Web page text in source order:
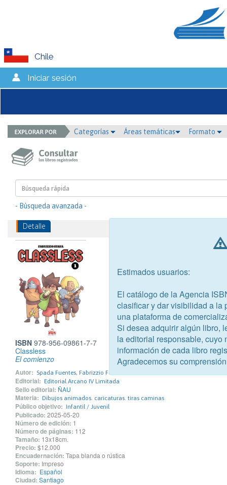
Chile
Iniciar sesión
Categorías Áreas temáticas Formato
- Búsqueda avanzada -
Detalle
ISBN 978-956-09861-7-7
Classless
El comienzo
Autor: Spada Fuentes, Fabrizzio Fernando
Editorial: Editorial Arcano IV Limitada
Sello editorial: ÑAU
Materia: Dibujos animados. caricaturas. tiras caminas
Público objetivo: Infantil / Juvenil
Publicado: 2025-05-20
Número de edición: 1
Número de páginas: 112
Tamaño: 13x18cm.
Precio: $12.000
Encuadernación: Tapa blanda o rústica
Soporte: Impreso
Idioma: Español
Ciudad: Santiago
Estimados usuarios:
El catálogo de la Agencia
clasificar y dar visibilidad a la
una plataforma de
Si desea adquirir algún libro,
la editorial responsable, cuyo
información de cada libro
Agradecemos su